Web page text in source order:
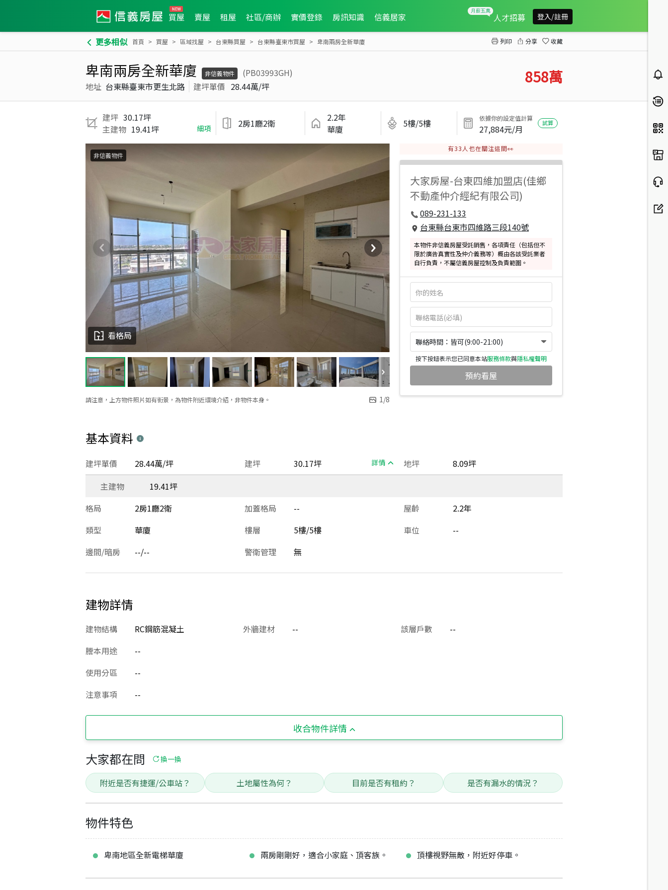
買屋 賣屋 租屋 社區/商辦 實價登錄 房訊知識 信義居家 人才招募 登入/註冊
更多相似 首頁 買屋 區域找屋 台東縣買屋 台東縣臺東市買屋 卑南兩房全新華廈 列印 分享 收藏
卑南兩房全新華廈 非信義物件
(PB03993GH)
地址 台東縣臺東市更生北路 建坪單價 28.44萬/坪 858萬
建坪 30.17坪
主建物 19.41坪 細項 2房1廳2衛
2.2年
華廈
5樓/5樓 依據你的設定值計算
27,884元/月
試算
請注意，上方物件照片如有街景，為物件附近環境介紹，非物件本身。 1/8
看格局
非信義物件
有33 人也在關注這間👀
大家房屋-台東四維加盟店(佳鄉
不動產仲介經紀有限公司)
089-231-133
台東縣台東市四維路三段140號
本物件非信義房屋受託銷售，各項責任（包括但不
限於廣告真實性及仲介義務等）概由各該受託業者
自行負責，不屬信義房屋控制及負責範圍。
聯絡時間：皆可(9:00-21:00)
按下按鈕表示您已同意本站服務條款與隱私權聲明
預約看屋
基本資料
建坪 30.17坪 詳情
建坪單價 28.44萬/坪 地坪
8.09坪
主建物
19.41坪
格局
2房1廳2衛 加蓋格局 -- 屋齡
2.2年
類型
華廈 樓層 5樓/5樓 車位
--
邊間/暗房
--/-- 警衛管理 無
建物詳情
建物結構 RC鋼筋混凝土 外牆建材 -- 該層戶數
--
謄本用途
--
使用分區
--
注意事項
--
收合物件詳情
大家都在問 換一換
附近是否有捷運/公車站？ 土地屬性為何？ 目前是否有租約？ 是否有漏水的情況？
物件特色
卑南地區全新電梯華廈 兩房剛剛好，適合小家庭、頂客族。 頂樓視野無敵，附近好停車。